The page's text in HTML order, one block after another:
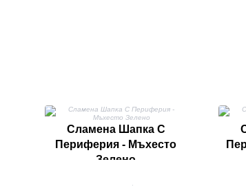
Сламена Шапка С
Периферия - Мъхесто
Зелено